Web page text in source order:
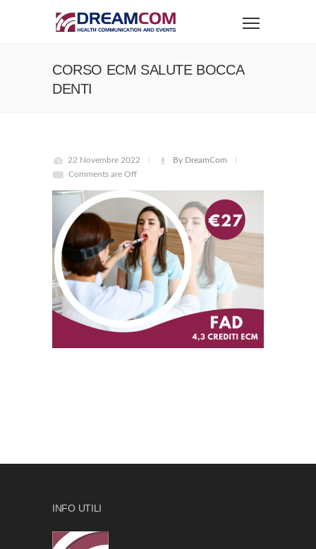
CORSO ECM SALUTE BOCCA
DENTI
22 Novembre 2022
By DreamCom
Comments are Off
INFO UTILI